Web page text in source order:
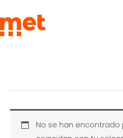
al
contenido
No se han